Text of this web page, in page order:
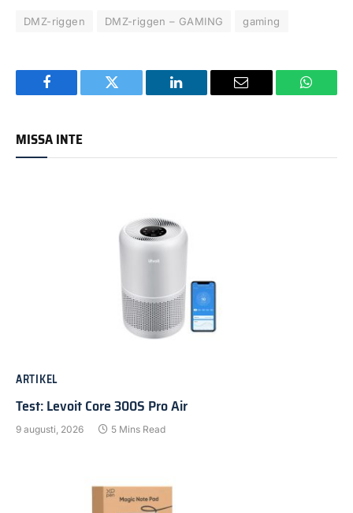
DMZ-riggen DMZ-riggen – GAMING gaming
Facebook Twitter LinkedIn Email
MISSA INTE
ARTIKEL
Test: Levoit Core 300S Pro Air
9 augusti, 2026 5 Mins Read